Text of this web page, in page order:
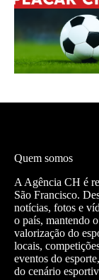
Quem somos
A Agência CH é
São Francisco.
notícias, fotos e
o país, mantendo
valorização do
locais,
eventos do
do cenário